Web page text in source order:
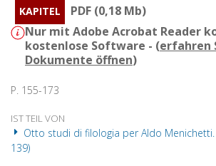
KAPITEL
PDF (0,18 Mb)
Nur mit Adobe Acrobat Reader
kostenlose Software - (erfahren
Dokumente öffnen)
P. 155-173
IST TEIL VON
Otto studi di filologia per Aldo
139)